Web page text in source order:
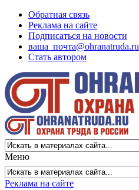
Обратная связь
Реклама на сайте
Подписаться на новости
ваша_почта@ohranatruda.ru
Стать автором
Меню
Реклама на сайте